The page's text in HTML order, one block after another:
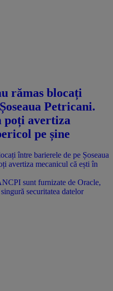
rămas blocați
Petricani.
poți avertiza
pe șine
sunt furnizate de Oracle,
securitatea datelor